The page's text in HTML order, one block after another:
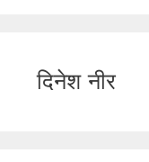
दिनेश नीर